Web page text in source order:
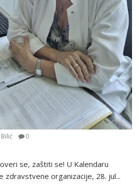
Bilić 0
se, zaštiti se! U Kalendaru
zdravstvene organizacije, 28. jul...